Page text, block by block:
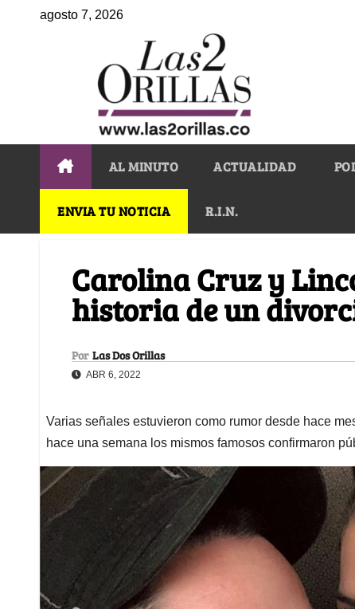
agosto 7, 2026
AL MINUTO ACTUALIDAD
ENVIA TU NOTICIA R.I.N.
Carolina Cruz y
historia de un
Por Las Dos Orillas
ABR 6, 2022
Varias señales estuvieron como rumor desde hace
hace una semana los mismos famosos confirmaron